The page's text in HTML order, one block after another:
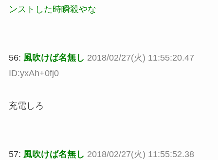
ンストした時瞬殺やな
56: 風吹けば名無し 2018/02/27(火) 11:55:20.47
ID:yxAh+0fj0
充電しろ
57: 風吹けば名無し 2018/02/27(火) 11:55:52.38